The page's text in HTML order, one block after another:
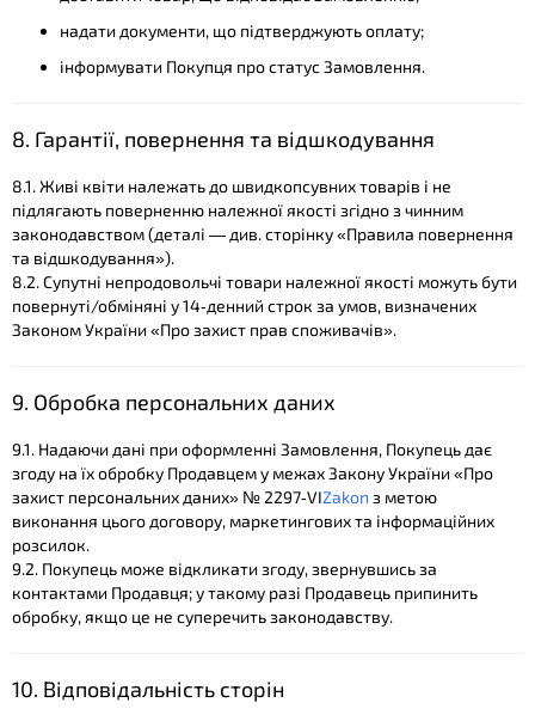
надати документи, що підтверджують оплату;
інформувати Покупця про статус Замовлення.
8. Гарантії, повернення та відшкодування
8.1. Живі квіти належать до швидкопсувних товарів і не
підлягають поверненню належної якості згідно з чинним
законодавством (деталі — див. сторінку «Правила повернення
та відшкодування»).
8.2. Супутні непродовольчі товари належної якості можуть бути
повернуті/обміняні у 14‑денний строк за умов, визначених
Законом України «Про захист прав споживачів».
9. Обробка персональних даних
9.1. Надаючи дані при оформленні Замовлення, Покупець дає
згоду на їх обробку Продавцем у межах Закону України «Про
захист персональних даних» № 2297‑VI​Zakon з метою
виконання цього договору, маркетингових та інформаційних
розсилок.
9.2. Покупець може відкликати згоду, звернувшись за
контактами Продавця; у такому разі Продавець припинить
обробку, якщо це не суперечить законодавству.
10. Відповідальність сторін